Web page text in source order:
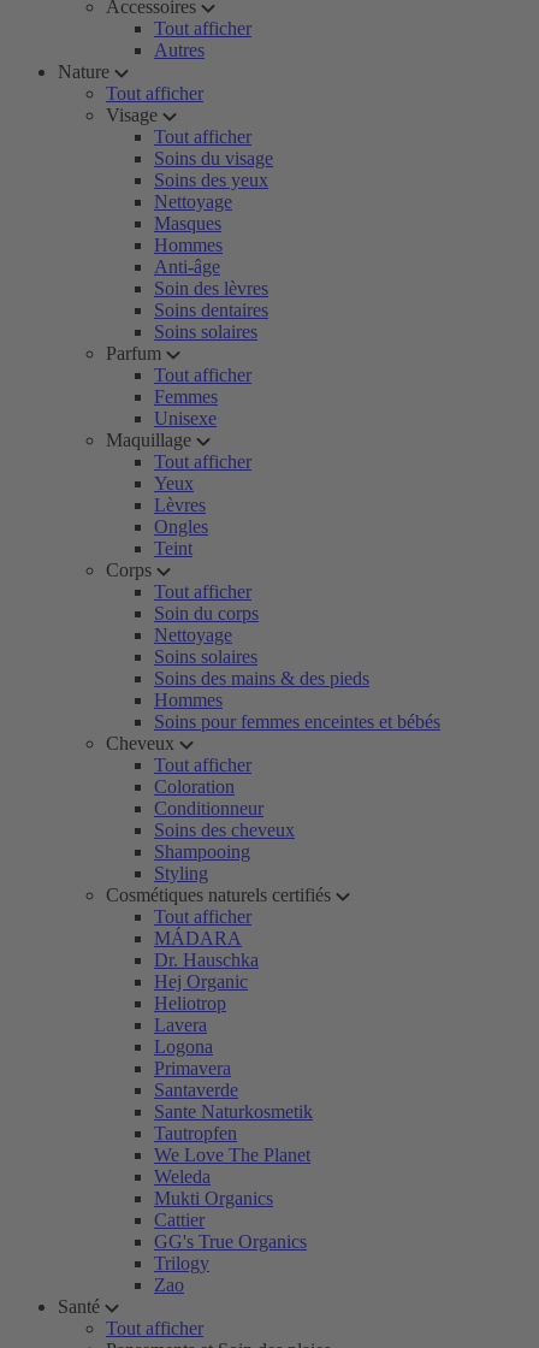
Accessoires
Tout afficher
Autres
Nature
Tout afficher
Visage
Tout afficher
Soins du visage
Soins des yeux
Nettoyage
Masques
Hommes
Anti-âge
Soin des lèvres
Soins dentaires
Soins solaires
Parfum
Tout afficher
Femmes
Unisexe
Maquillage
Tout afficher
Yeux
Lèvres
Ongles
Teint
Corps
Tout afficher
Soin du corps
Nettoyage
Soins solaires
Soins des mains & des pieds
Hommes
Soins pour femmes enceintes et bébés
Cheveux
Tout afficher
Coloration
Conditionneur
Soins des cheveux
Shampooing
Styling
Cosmétiques naturels certifiés
Tout afficher
MÁDARA
Dr. Hauschka
Hej Organic
Heliotrop
Lavera
Logona
Primavera
Santaverde
Sante Naturkosmetik
Tautropfen
We Love The Planet
Weleda
Mukti Organics
Cattier
GG's True Organics
Trilogy
Zao
Santé
Tout afficher